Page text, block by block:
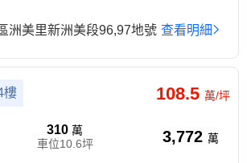
洲美里新洲美段96,97地號 查看明細
樓 108.5 萬/坪
310萬
車位10.6坪
3,772 萬